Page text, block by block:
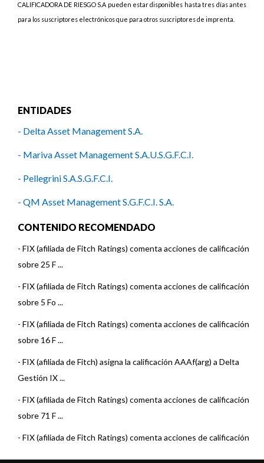
CALIFICADORA DE RIESGO S.A pueden estar disponibles hasta tres días antes
para los suscriptores electrónicos que para otros suscriptores de imprenta.
ENTIDADES
- Delta Asset Management S.A.
- Mariva Asset Management S.A.U.S.G.F.C.I.
- Pellegrini S.A.S.G.F.C.I.
- QM Asset Management S.G.F.C.I. S.A.
CONTENIDO RECOMENDADO
- FIX (afiliada de Fitch Ratings) comenta acciones de calificación
sobre 25 F ...
- FIX (afiliada de Fitch Ratings) comenta acciones de calificación
sobre 5 Fo ...
- FIX (afiliada de Fitch Ratings) comenta acciones de calificación
sobre 16 F ...
- FIX (afiliada de Fitch) asigna la calificación AAAf(arg) a Delta
Gestión IX ...
- FIX (afiliada de Fitch Ratings) comenta acciones de calificación
sobre 71 F ...
- FIX (afiliada de Fitch Ratings) comenta acciones de calificación